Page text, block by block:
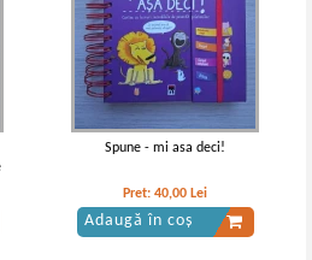
Spune - mi asa deci!
Pret:40,00 Lei
Adaugă în coș